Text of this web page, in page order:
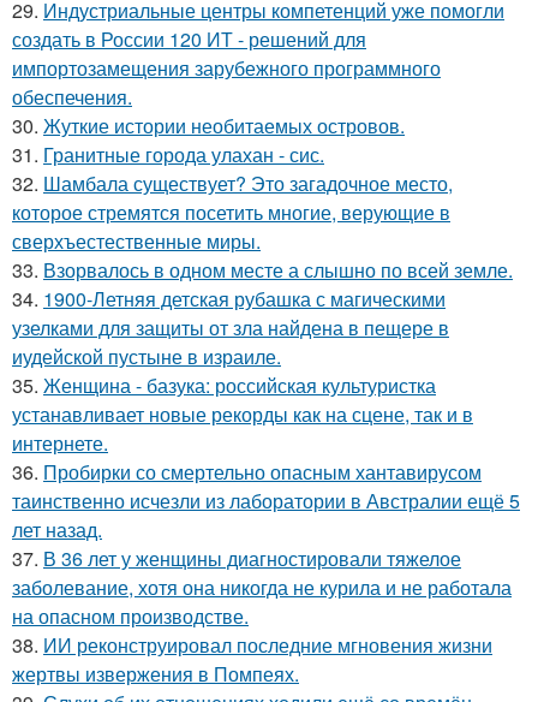
29. Индустриальные центры компетенций уже помогли
создать в России 120 ИТ - решений для
импортозамещения зарубежного программного
обеспечения.
30. Жуткие истории необитаемых островов.
31. Гранитные города улахан - сис.
32. Шамбала существует? Это загадочное место,
которое стремятся посетить многие, верующие в
сверхъестественные миры.
33. Взорвалось в одном месте а слышно по всей земле.
34. 1900-Летняя детская рубашка с магическими
узелками для защиты от зла найдена в пещере в
иудейской пустыне в израиле.
35. Женщина - базука: российская культуристка
устанавливает новые рекорды как на сцене, так и в
интернете.
36. Пробирки со смертельно опасным хантавирусом
таинственно исчезли из лаборатории в Австралии ещё 5
лет назад.
37. В 36 лет у женщины диагностировали тяжелое
заболевание, хотя она никогда не курила и не работала
на опасном производстве.
38. ИИ реконструировал последние мгновения жизни
жертвы извержения в Помпеях.